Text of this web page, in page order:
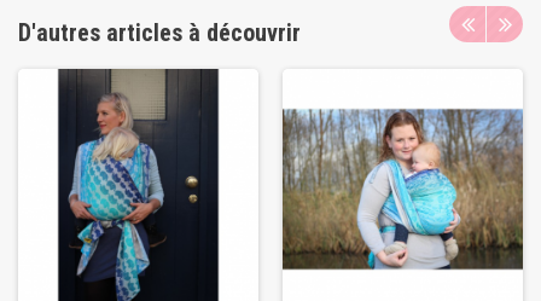
D'autres articles à découvrir